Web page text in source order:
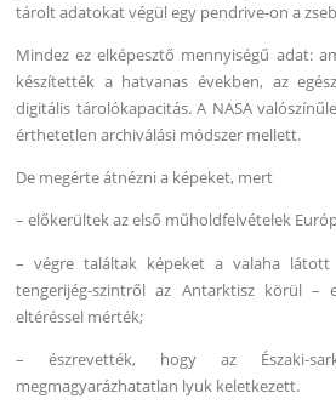
tárolt adatokat végül egy pendrive-on a
Mindez ez elképesztő mennyiségű adat:
készítették a hatvanas években, az
digitális tárolókapacitás. A NASA
érthetetlen archiválási módszer mellett.
De megérte átnézni a képeket, mert
– előkerültek az első műholdfelvételek
– végre találtak képeket a valaha látott
tengerijég-szintről az Antarktisz körül –
eltéréssel mérték;
– észrevették, hogy az Északi-
megmagyarázhatatlan lyuk keletkezett.